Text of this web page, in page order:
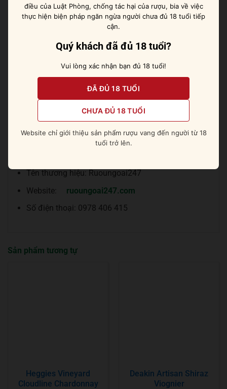
đủ các chai rượu của dòng Yalumba Y Series. Rượu
vang Yalumba Y Series Shiraz Viognier là một trong
những sản phẩm bán chạy và được yêu thích nhất tại
Ruoungoai247.
Ruoungoai247 cung cấp rượu vang
Yalumba Y Series Shiraz Viognier
chính hãng
Nếu bạn quan tâm sản phẩm rượu vang Yalumba Y
Series Shiraz Viognier, hãy liên hệ với Ruoungoai247
Tên thương hiệu: Ruoungoai247
Website:
ruoungoai247.com
Số điện thoại: 0978 406 415
Sản phẩm tương tự
Heggies Vineyard
Cloudline Chardonnay
Deakin Artisan Shiraz
Viognier
điều của Luật Phòng, chống tác hại của rượu, bia về việc
thực hiện biện pháp ngăn ngừa người chưa đủ 18 tuổi tiếp
cận.
Quý khách đã đủ 18 tuổi?
Vui lòng xác nhận bạn đủ 18 tuổi!
ĐÃ ĐỦ 18 TUỔI
CHƯA ĐỦ 18 TUỔI
Website chỉ giới thiệu sản phẩm rượu vang đến người từ 18
tuổi trở lên.